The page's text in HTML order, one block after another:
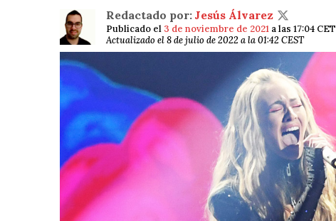
Redactado por: Jesús Álvarez
Publicado el 3 de noviembre de 2021 a las 17:04 CET
Actualizado el 8 de julio de 2022 a la 01:42 CEST